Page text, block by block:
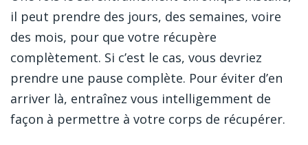
il peut prendre des jours, des semaines, voire
des mois, pour que votre récupère
complètement. Si c’est le cas, vous devriez
prendre une pause complète. Pour éviter d’en
arriver là, entraînez vous intelligemment de
façon à permettre à votre corps de récupérer.